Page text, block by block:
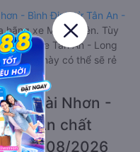
- Bình Định từ Tân An -
hãng xe Mai Quyên. Tùy
vé Xe Tân An - Long
đôi này có thể sẽ rẻ
đi Hoài Nhơn -
An chất
nhất 08/2026